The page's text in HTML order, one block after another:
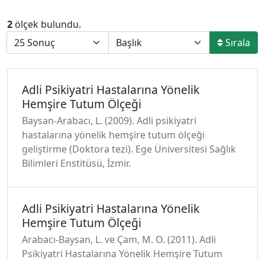
2 ölçek bulundu.
Sırala
Adli Psikiyatri Hastalarına Yönelik
Hemşire Tutum Ölçeği
Baysan-Arabacı, L. (2009). Adli psikiyatri
hastalarına yönelik hemşire tutum ölçeği
geliştirme (Doktora tezi). Ege Üniversitesi Sağlık
Bilimleri Enstitüsü, İzmir.
Adli Psikiyatri Hastalarına Yönelik
Hemşire Tutum Ölçeği
Arabacı-Baysan, L. ve Çam, M. O. (2011). Adli
Psikiyatri Hastalarına Yönelik Hemşire Tutum